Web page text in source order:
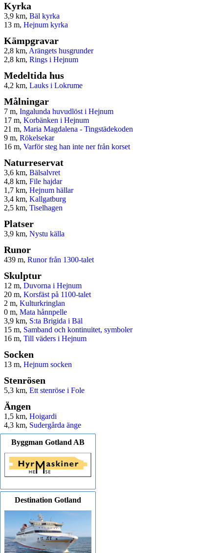
Kyrka
3,9 km, Bäl kyrka
13 m, Hejnum kyrka
Kämpgravar
2,8 km, Arängets husgrunder
2,8 km, Rings i Hejnum
Medeltida hus
4,2 km, Lauks i Lokrume
Målningar
7 m, Ingalunda huvudlöst i Hejnum
17 m, Korbänken i Hejnum
21 m, Maria Magdalena - Tingstädekoden
9 m, Rökelsekar
16 m, Varför steg han inte ner från korset
Naturreservat
3,6 km, Bälsalvret
4,8 km, File hajdar
1,7 km, Hejnum hällar
3,4 km, Kallgatburg
2,5 km, Tiselhagen
Platser
3,9 km, Nystu källa
Runor
439 m, Runor från 1300-talet
Skulptur
12 m, Duvorna i Hejnum
20 m, Korsfäst på 1100-talet
2 m, Kulturkringlan
0 m, Mata hånnpelle
3,9 km, S:ta Brigida i Bäl
15 m, Samband och kontinuitet, symboler
16 m, Till väders i Hejnum
Socken
13 m, Hejnum socken
Stenrösen
5,3 km, Ett stenröse i Fole
Ängen
1,5 km, Hoigardi
4,3 km, Sudergårda änge
Byggman Gotland AB
Destination Gotland